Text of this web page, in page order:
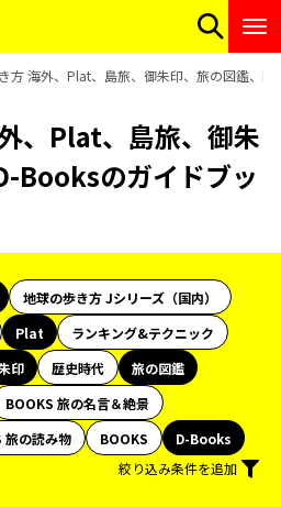
方 海外、Plat、島旅、御朱印、旅の図鑑、
、Plat、島旅、御朱
Booksのガイドブッ
地球の歩き方 Jシリーズ（国内）
Plat
ランキング&テクニック
印 歴史時代
旅の図鑑
BOOKS 旅の名言＆絶景
旅の読み物 BOOKS
D-Books
絞り込み条件を追加